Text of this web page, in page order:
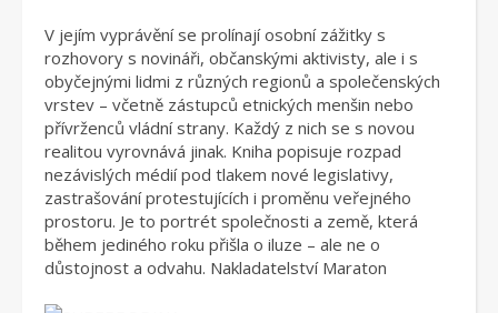
V jejím vyprávění se prolínají osobní zážitky s
rozhovory s novináři, občanskými aktivisty, ale i s
obyčejnými lidmi z různých regionů a společenských
vrstev – včetně zástupců etnických menšin nebo
přívrženců vládní strany. Každý z nich se s novou
realitou vyrovnává jinak. Kniha popisuje rozpad
nezávislých médií pod tlakem nové legislativy,
zastrašování protestujících i proměnu veřejného
prostoru. Je to portrét společnosti a země, která
během jediného roku přišla o iluze – ale ne o
důstojnost a odvahu. Nakladatelství Maraton